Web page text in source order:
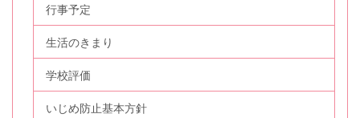
行事予定
生活のきまり
学校評価
いじめ防止基本方針